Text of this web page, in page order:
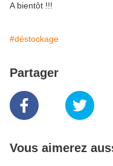
A bientôt !!!
#déstockage
Partager
Vous aimerez